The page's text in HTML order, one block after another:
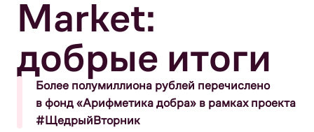
Market:
добрые итоги
Более полумиллиона рублей перечислено
в фонд «Арифметика добра» в рамках проекта
#ЩедрыйВторник